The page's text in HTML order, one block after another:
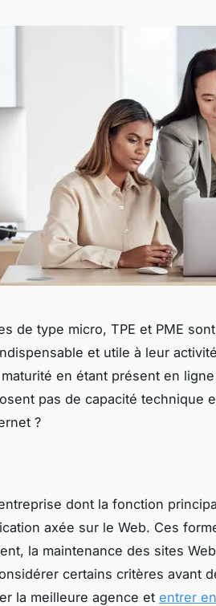
de type micro, TPE et PME
et utile à leur
en étant présent en ligne
pas de capacité technique
?
dont la fonction
axée sur le Web. Ces
la maintenance des sites
certains critères avant
la meilleure agence et entrer